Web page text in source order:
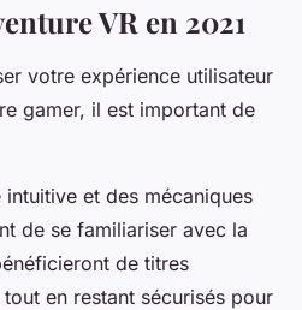
VR en 2021
votre expérience utilisateur
gamer, il est important de
et des mécaniques
de se familiariser avec la
de titres
en restant sécurisés pour